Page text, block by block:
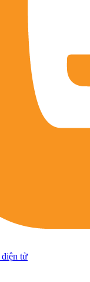
điện tử